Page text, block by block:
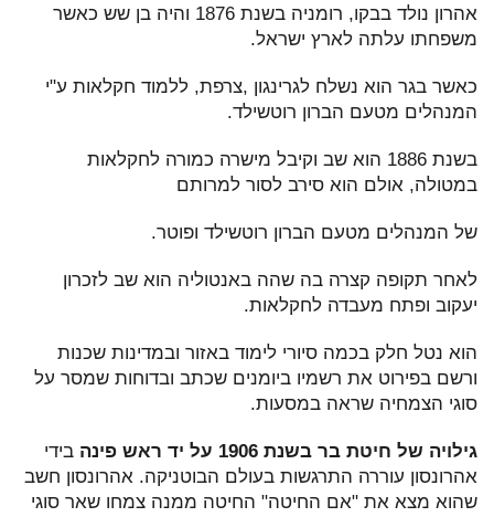
אהרון נולד בבקו, רומניה בשנת 1876 והיה בן שש כאשר
משפחתו עלתה לארץ ישראל.
כאשר בגר הוא נשלח לגרינגון ,צרפת, ללמוד חקלאות ע"י
המנהלים מטעם הברון רוטשילד.
בשנת 1886 הוא שב וקיבל מישרה כמורה לחקלאות
במטולה, אולם הוא סירב לסור למרותם
של המנהלים מטעם הברון רוטשילד ופוטר.
לאחר תקופה קצרה בה שהה באנטוליה הוא שב לזכרון
יעקוב ופתח מעבדה לחקלאות.
הוא נטל חלק בכמה סיורי לימוד באזור ובמדינות שכנות
ורשם בפירוט את רשמיו ביומנים שכתב ובדוחות שמסר על
סוגי הצמחיה שראה במסעות.
גילויה של חיטת בר בשנת 1906 על יד ראש פינה
בידי
אהרונסון עוררה התרגשות בעולם הבוטניקה. אהרונסון חשב
שהוא מצא את "אם החיטה" החיטה ממנה צמחו שאר סוגי